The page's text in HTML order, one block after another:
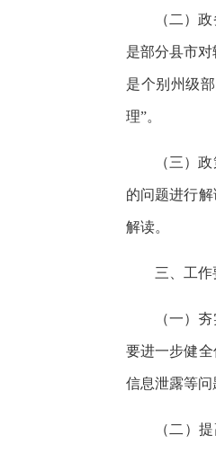
（二）
是部分县市
是个别州级
理”。
（三）
的问题进行
解读。
三、工作
（一）
要进一步健
信息泄露等问
（二）